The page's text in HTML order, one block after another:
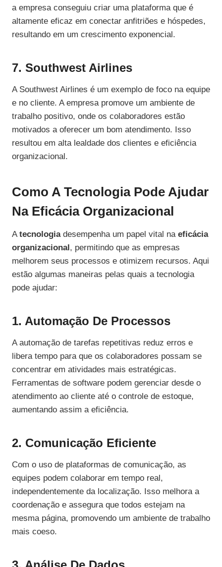
a empresa conseguiu criar uma plataforma que é
altamente eficaz em conectar anfitriões e hóspedes,
resultando em um crescimento exponencial.
7. Southwest Airlines
A Southwest Airlines é um exemplo de foco na equipe
e no cliente. A empresa promove um ambiente de
trabalho positivo, onde os colaboradores estão
motivados a oferecer um bom atendimento. Isso
resultou em alta lealdade dos clientes e eficiência
organizacional.
Como A Tecnologia Pode Ajudar
Na Eficácia Organizacional
Atecnologiadesempenha um papel vital na eficácia
organizacional , permitindo que as empresas
melhorem seus processos e otimizem recursos. Aqui
estão algumas maneiras pelas quais a tecnologia
pode ajudar:
1. Automação De Processos
A automação de tarefas repetitivas reduz erros e
libera tempo para que os colaboradores possam se
concentrar em atividades mais estratégicas.
Ferramentas de software podem gerenciar desde o
atendimento ao cliente até o controle de estoque,
aumentando assim a eficiência.
2. Comunicação Eficiente
Com o uso de plataformas de comunicação, as
equipes podem colaborar em tempo real,
independentemente da localização. Isso melhora a
coordenação e assegura que todos estejam na
mesma página, promovendo um ambiente de trabalho
mais coeso.